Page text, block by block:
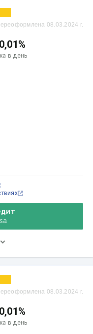
08.03.2024 г.
0,01%
в день
08.03.2024 г.
0,01%
в день